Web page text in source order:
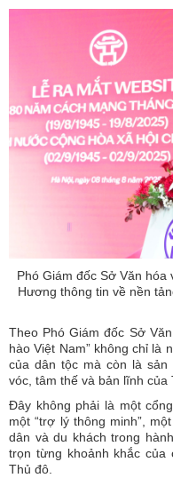
Phó Giám đốc Sở Văn
Hương thông tin về nền
Theo Phó Giám đốc Sở
hào Việt Nam” không chỉ là
của dân tộc mà còn là
vóc, tâm thế và bản lĩnh của
Đây không phải là một
một “trợ lý thông minh”,
dân và du khách trong
trọn từng khoảnh khắc của
Thủ đô.